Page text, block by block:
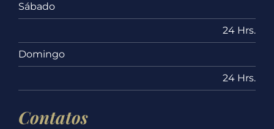
Sábado
24 Hrs.
Domingo
24 Hrs.
Contatos